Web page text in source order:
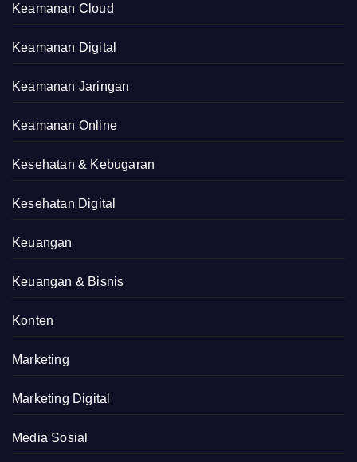
Keamanan Cloud
Keamanan Digital
Keamanan Jaringan
Keamanan Online
Kesehatan & Kebugaran
Kesehatan Digital
Keuangan
Keuangan & Bisnis
Konten
Marketing
Marketing Digital
Media Sosial